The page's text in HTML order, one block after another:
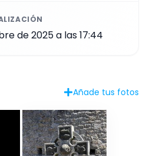
de 2025 a las 17:44
Añade tus fotos